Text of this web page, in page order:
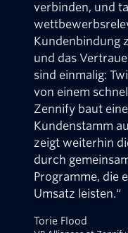
verbinden, und
Kundenbindung
und das
sind einmalig:
von einem
Zennify baut
Kundenstamm
zeigt weiterhin
durch
Programme, die
Umsatz leisten.“
Torie Flood